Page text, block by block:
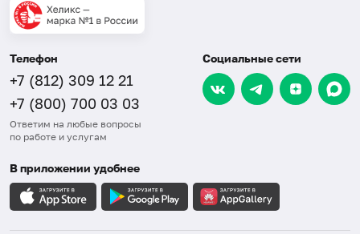
Телефон
+7 (812) 309 12 21
+7 (800) 700 03 03
Ответим на любые вопросы
по работе и услугам
Социальные сети
В приложении удобнее